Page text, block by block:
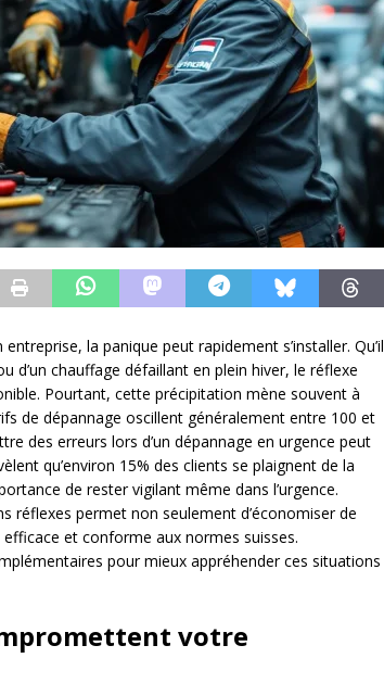
la panique peut rapidement s’installer. Qu’il
d’un chauffage défaillant en plein hiver, le réflexe
Pourtant, cette précipitation mène souvent à
de dépannage oscillent généralement entre 100 et
des erreurs lors d’un dépannage en urgence peut
qu’environ 15% des clients se plaignent de la
de rester vigilant même dans l’urgence.
réflexes permet non seulement d’économiser de
et conforme aux normes suisses.
pour mieux appréhender ces situations
votre